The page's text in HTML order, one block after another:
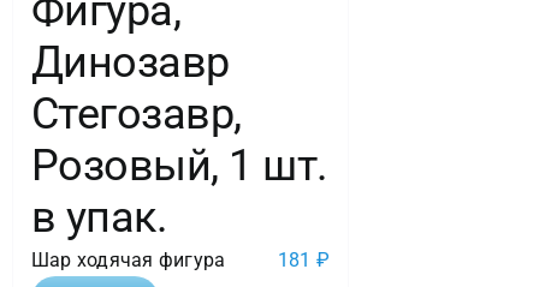
Фигура,
Динозавр
Стегозавр,
Розовый, 1 шт.
в упак.
Шар ходячая фигура 181 ₽